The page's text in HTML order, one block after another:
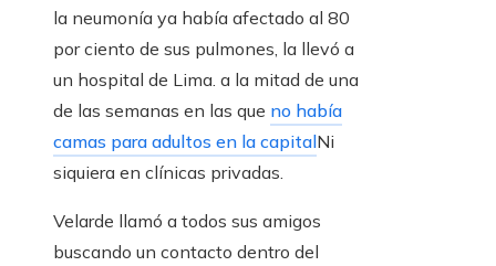
la neumonía ya había afectado al 80
por ciento de sus pulmones, la llevó a
un hospital de Lima. a la mitad de una
de las semanas en las que no había
camas para adultos en la capitalNi
siquiera en clínicas privadas.
Velarde llamó a todos sus amigos
buscando un contacto dentro del